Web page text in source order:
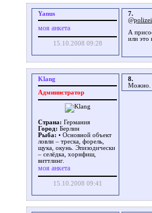
Yanus
моя анкета
15.10.2008 09:28
7.
А
или это
Klang
Администратор
Страна: Германия
Город: Берлин
Рыба: • Основной объект
ловли – треска, форель,
щука, окунь. Эпизодически
– селёдка, хорнфиш,
виттлинг.
моя анкета
15.10.2008 09:41
8.
Можно.